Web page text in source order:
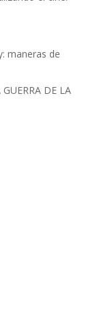
maneras de
GUERRA DE LA